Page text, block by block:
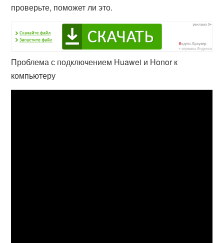
проверьте, поможет ли это.
Проблема с подключением Huawei и Honor к
компьютеру